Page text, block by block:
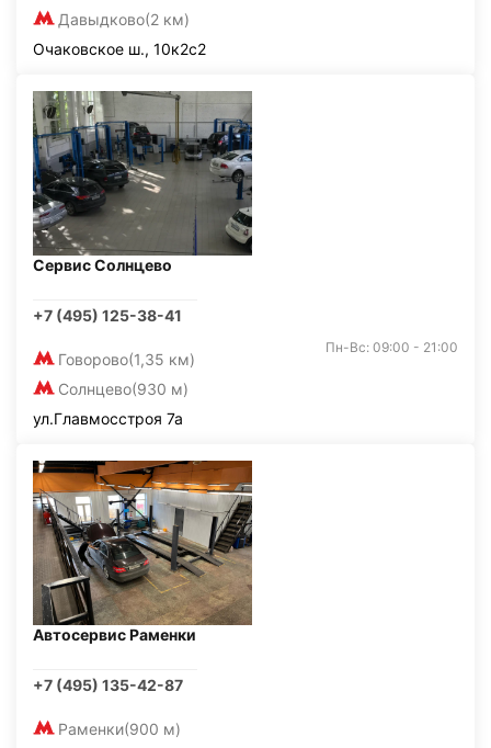
Давыдково(2 км)
Очаковское ш., 10к2с2
Сервис Солнцево
+7 (495) 125-38-41
Говорово(1,35 км)
Солнцево(930 м)
Пн-Вс: 09:00 - 21:00
ул.Главмосстроя 7а
Автосервис Раменки
+7 (495) 135-42-87
Раменки(900 м)